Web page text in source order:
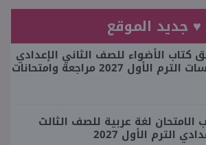
♥ جديد الموقع
كتاب الأضواء للصف الثاني الإعدادي
الأول 2027 مراجعة وامتحانات
الامتحان لغة عربية للصف الثالث
الترم الأول 2027